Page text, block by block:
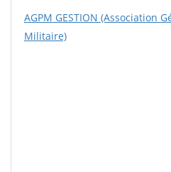
AGPM GESTION (Association
Militaire)